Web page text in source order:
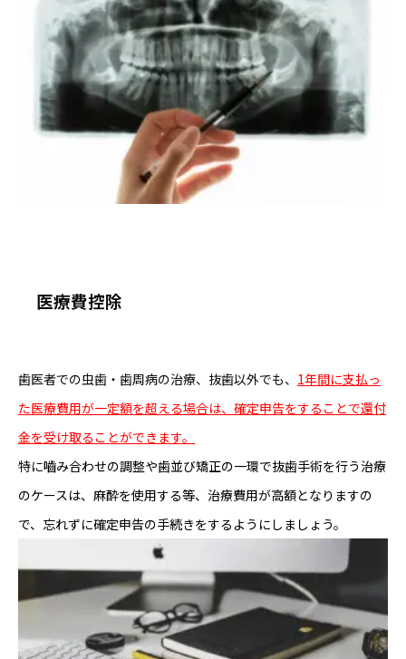
医療費控除
歯医者での虫歯・歯周病の治療、抜歯以外でも、 1年間に支払っ
た医療費用が一定額を超える場合は、確定申告をすることで還付
金を受け取ることができます。
特に嚙み合わせの調整や歯並び矯正の一環で抜歯手術を行う治療
のケースは、麻酔を使用する等、治療費用が高額となりますの
で、忘れずに確定申告の手続きをするようにしましょう。